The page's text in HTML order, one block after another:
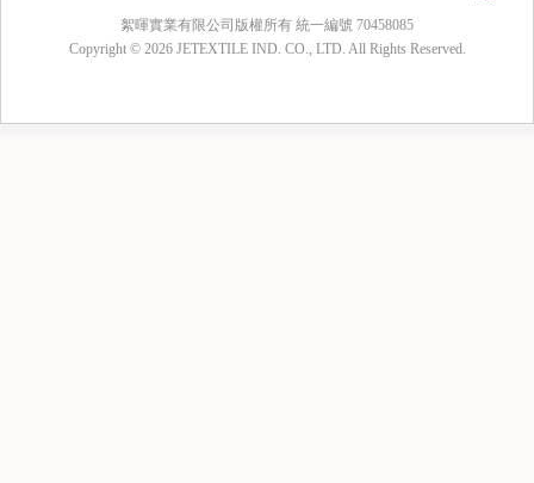
絮暉實業有限公司版權所有 統一編號 70458085
Copyright © 2026 JETEXTILE IND. CO., LTD. All Rights Reserved.